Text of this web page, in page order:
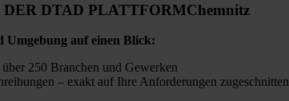
DER DTAD PLATTFORMChemnitz
Umgebung auf einen Blick:
250 Branchen und Gewerken
– exakt auf Ihre Anforderungen zugeschnitten